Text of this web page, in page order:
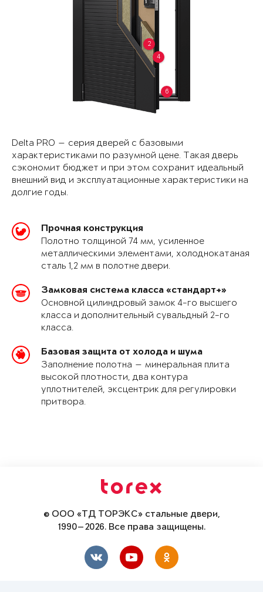
2
4
6
Delta PRO — серия дверей с базовыми
характеристиками по разумной цене. Такая дверь
сэкономит бюджет и при этом сохранит идеальный
внешний вид и эксплуатационные характеристики на
долгие годы.
Прочная конструкция
Полотно толщиной 74 мм, усиленное
металлическими элементами, холоднокатаная
сталь 1,2 мм в полотне двери.
Замковая система класса «стандарт+»
Основной цилиндровый замок 4-го высшего
класса и дополнительный сувальдный 2-го
класса.
Базовая защита от холода и шума
Заполнение полотна — минеральная плита
высокой плотности, два контура
уплотнителей, эксцентрик для регулировки
притвора.
© ООО «ТД ТОРЭКС» стальные двери,
1990—2026. Все права защищены.